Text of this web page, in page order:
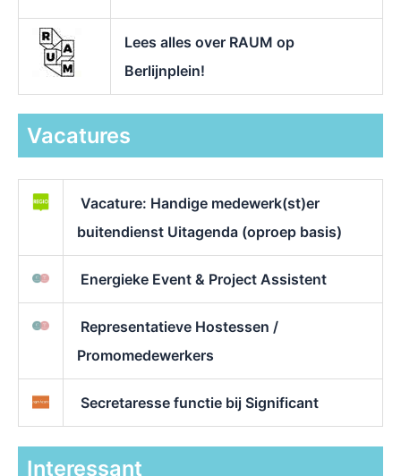
Lees alles over RAUM op
Berlijnplein!
Vacatures
Vacature: Handige medewerk(st)er
buitendienst Uitagenda (oproep basis)
Energieke Event & Project Assistent
Representatieve Hostessen /
Promomedewerkers
Secretaresse functie bij Significant
Interessant